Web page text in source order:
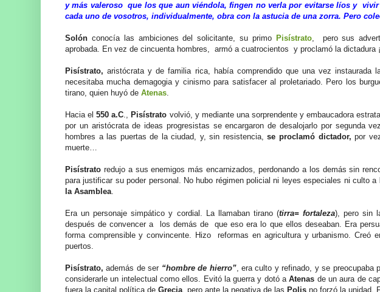
y más valeroso que los que aun viéndola, fingen no verla por evitarse líos y
cada uno de vosotros, individualmente, obra con la astucia de una zorra. Pero
Solón conocía las ambiciones del solicitante, su primo Pisístrato, pero sus
aprobada. En vez de cincuenta hombres, armó a cuatrocientos y proclamó la dictadura
Pisístrato, aristócrata y de familia rica, había comprendido que una vez instaurada
necesitaba mucha demagogia y cinismo para satisfacer al proletariado. Pero los
tirano, quien huyó de Atenas.
Hacia el550 a.C., Pisístrato volvió, y mediante una sorprendente y embaucadora
por un aristócrata de ideas progresistas se encargaron de desalojarlo por segunda
hombres a las puertas de la ciudad, y, sin resistencia,se proclamó dictador, por
muerte…
Pisístrato redujo a sus enemigos más encarnizados, perdonando a los demás sin
para justificar su poder personal. No hubo régimen policial ni leyes especiales ni culto
la Asamblea.
Era un personaje simpático y cordial. La llamaban tirano (tirra= fortaleza), pero sin
después de convencer a los demás de que eso era lo que ellos deseaban. Era
forma comprensible y convincente. Hizo reformas en agricultura y urbanismo. Creó
puertos.
Pisístrato, además de ser “hombre de hierro”, era culto y refinado, y se preocupaba
considerarle un intelectual como ellos. Evitó la guerra y dotó aAtenas de un aura de
fuera la capital política de Grecia, pero ante la negativa de las Polis no forzó la unidad.